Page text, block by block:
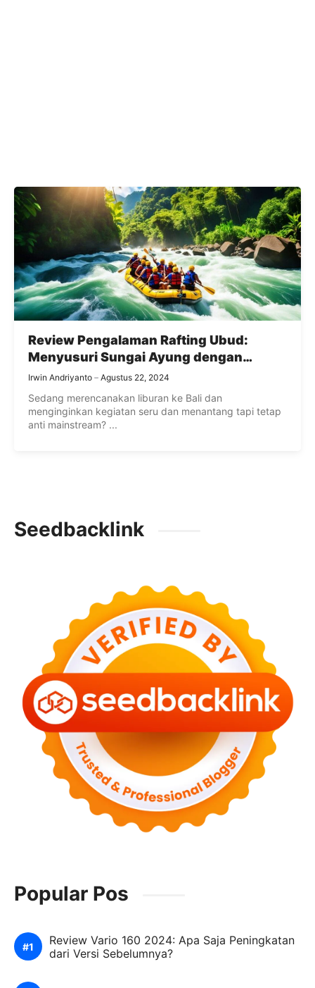
Review Pengalaman Rafting Ubud:
Menyusuri Sungai Ayung dengan
Panduan Profesional
Irwin Andriyanto Agustus 22, 2024
Sedang merencanakan liburan ke Bali dan
menginginkan kegiatan seru dan menantang tapi tetap
anti mainstream? ...
Seedbacklink
Popular Pos
Review Vario 160 2024: Apa Saja Peningkatan
dari Versi Sebelumnya?